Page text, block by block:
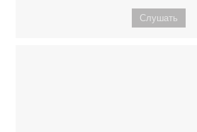
Слушать